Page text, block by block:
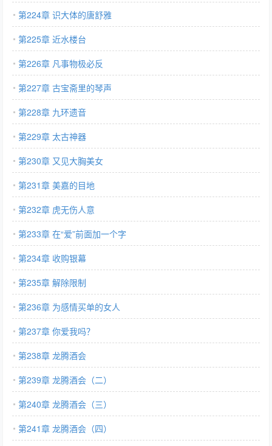
第224章 识大体的唐舒雅
第225章 近水楼台
第226章 凡事物极必反
第227章 古宝斋里的琴声
第228章 九环遗音
第229章 太古神器
第230章 又见大胸美女
第231章 美嘉的目地
第232章 虎无伤人意
第233章 在“爱”前面加一个字
第234章 收购银幕
第235章 解除限制
第236章 为感情买单的女人
第237章 你爱我吗？
第238章 龙腾酒会
第239章 龙腾酒会（二）
第240章 龙腾酒会（三）
第241章 龙腾酒会（四）